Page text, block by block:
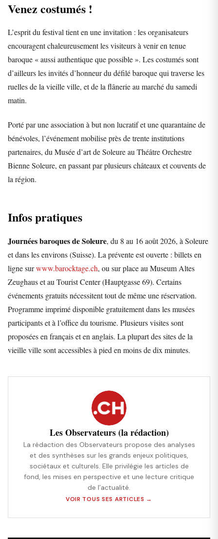
Venez costumés !
L’esprit du festival tient en une invitation : les organisateurs
encouragent chaleureusement les visiteurs à venir en tenue
baroque « aussi authentique que possible ». Les costumés sont
d’ailleurs les invités d’honneur du défilé baroque qui traverse les
ruelles de la vieille ville, et de la flânerie au marché du samedi
matin.
Porté par une association à but non lucratif et une quarantaine de
bénévoles, l’événement mobilise près de trente institutions
partenaires, du Musée d’art de Soleure au Théâtre Orchestre
Bienne Soleure, en passant par plusieurs châteaux et couvents de
la région.
Infos pratiques
Journées baroques de Soleure, du 8 au 16 août 2026, à Soleure
et dans les environs (Suisse). La prévente est ouverte : billets en
ligne surwww.barocktage.ch, ou sur place au Museum Altes
Zeughaus et au Tourist Center (Hauptgasse 69). Certains
événements gratuits nécessitent tout de même une réservation.
Programme imprimé disponible gratuitement dans les musées
participants et à l’office du tourisme. Plusieurs visites sont
proposées en français et en anglais. La plupart des sites de la
vieille ville sont accessibles à pied en moins de dix minutes.
Les Observateurs (la rédaction)
La rédaction des Observateurs propose des analyses
et des synthèses sur les grands enjeux politiques,
sociétaux et culturels. Elle privilégie les articles de
fond, les mises en perspective et une lecture critique
de l’actualité.
VOIR TOUS SES ARTICLES →